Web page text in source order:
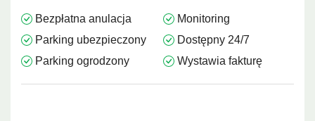
Bezpłatna anulacja
Parking ubezpieczony
Parking ogrodzony
Monitoring
Dostępny 24/7
Wystawia fakturę